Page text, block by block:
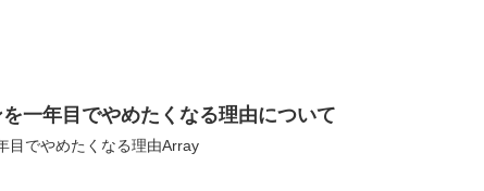
一年目でやめたくなる理由について
目でやめたくなる理由Array